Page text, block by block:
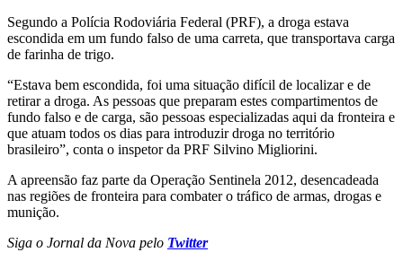
Segundo a Polícia Rodoviária Federal (PRF), a droga estava
escondida em um fundo falso de uma carreta, que transportava carga
de farinha de trigo.
“Estava bem escondida, foi uma situação difícil de localizar e de
retirar a droga. As pessoas que preparam estes compartimentos de
fundo falso e de carga, são pessoas especializadas aqui da fronteira e
que atuam todos os dias para introduzir droga no território
brasileiro”, conta o inspetor da PRF Silvino Migliorini.
A apreensão faz parte da Operação Sentinela 2012, desencadeada
nas regiões de fronteira para combater o tráfico de armas, drogas e
munição.
Siga o Jornal da Nova pelo Twitter